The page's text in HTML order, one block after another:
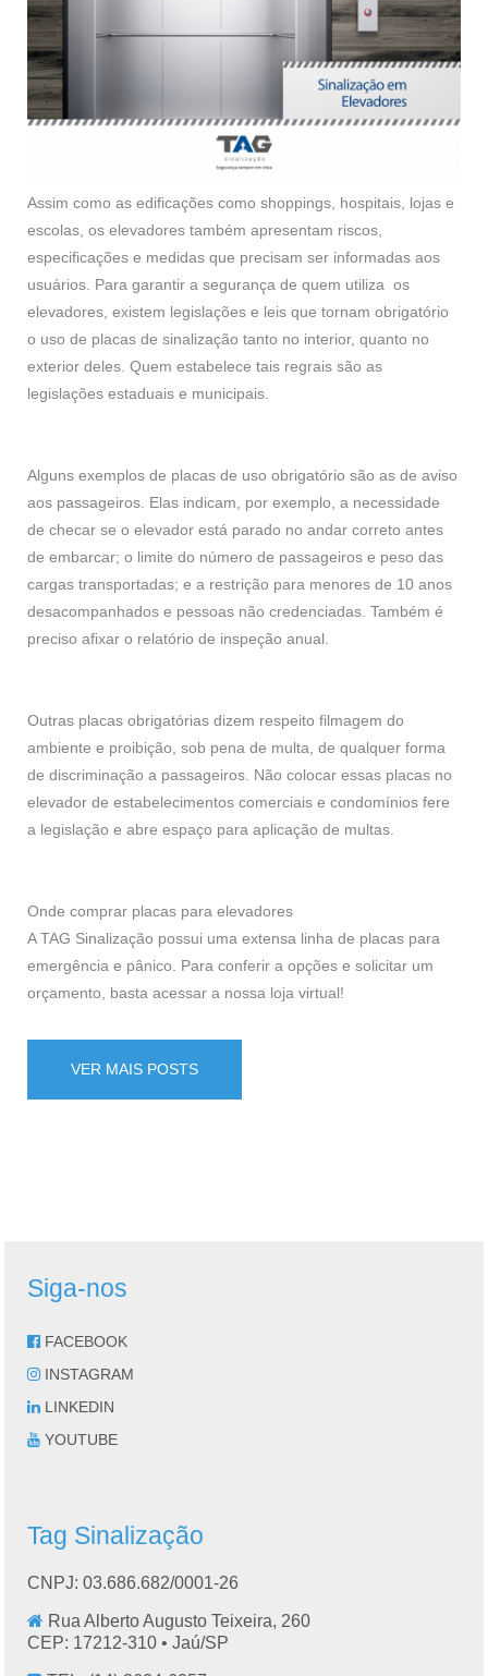
Assim como as edificações como shoppings, hospitais, lojas e
escolas, os elevadores também apresentam riscos,
especificações e medidas que precisam ser informadas aos
usuários. Para garantir a segurança de quem utiliza os
elevadores, existem legislações e leis que tornam obrigatório
o uso de placas de sinalização tanto no interior, quanto no
exterior deles. Quem estabelece tais regrais são as
legislações estaduais e municipais.
Alguns exemplos de placas de uso obrigatório são as de aviso
aos passageiros. Elas indicam, por exemplo, a necessidade
de checar se o elevador está parado no andar correto antes
de embarcar; o limite do número de passageiros e peso das
cargas transportadas; e a restrição para menores de 10 anos
desacompanhados e pessoas não credenciadas. Também é
preciso afixar o relatório de inspeção anual.
Outras placas obrigatórias dizem respeito filmagem do
ambiente e proibição, sob pena de multa, de qualquer forma
de discriminação a passageiros. Não colocar essas placas no
elevador de estabelecimentos comerciais e condomínios fere
a legislação e abre espaço para aplicação de multas.
Onde comprar placas para elevadores
A TAG Sinalização possui uma extensa linha de placas para
emergência e pânico. Para conferir a opções e solicitar um
orçamento, basta acessar a nossa loja virtual!
VER MAIS POSTS
Siga-nos
FACEBOOK
INSTAGRAM
LINKEDIN
YOUTUBE
Tag Sinalização
CNPJ: 03.686.682/0001-26
Rua Alberto Augusto Teixeira, 260
CEP: 17212-310 •Jaú/SP